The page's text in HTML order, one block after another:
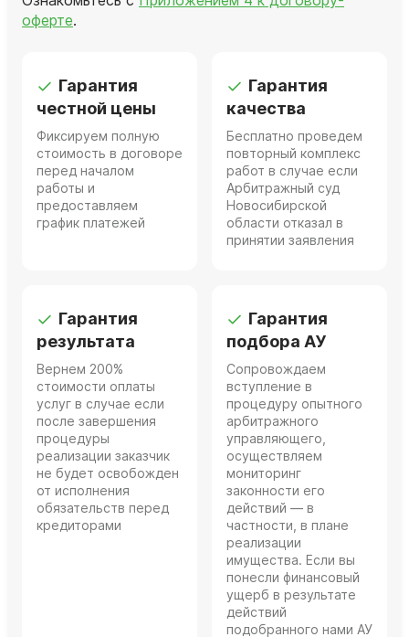
оферте.
Гарантия
честной цены
Фиксируем полную
стоимость в договоре
перед началом
работы и
предоставляем
график платежей
Гарантия
качества
Бесплатно проведем
повторный комплекс
работ в случае если
Арбитражный суд
Новосибирской
области отказал в
принятии заявления
Гарантия
результата
Вернем 200%
стоимости оплаты
услуг в случае если
после завершения
процедуры
реализации заказчик
не будет освобожден
от исполнения
обязательств перед
кредиторами
Гарантия
подбора АУ
Сопровождаем
вступление в
процедуру опытного
арбитражного
управляющего,
осуществляем
мониторинг
законности его
действий — в
частности, в плане
реализации
имущества. Если вы
понесли финансовый
ущерб в результате
действий
подобранного нами АУ